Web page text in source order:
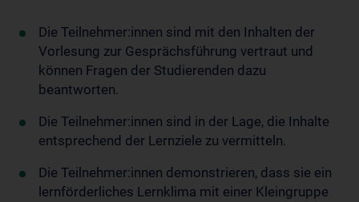
Die Teilnehmer:innen sind mit den Inhalten der
Vorlesung zur Gesprächsführung vertraut und
können Fragen der Studierenden dazu
beantworten.
Die Teilnehmer:innen sind in der Lage, die Inhalte
entsprechend der Lernziele zu vermitteln.
Die Teilnehmer:innen demonstrieren, dass sie ein
lernförderliches Lernklima mit einer Kleingruppe